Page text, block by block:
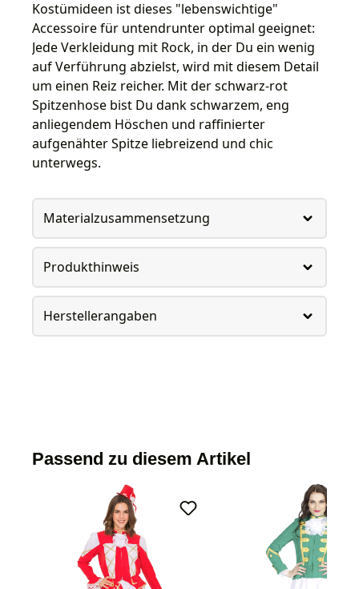
Kostümideen ist dieses "lebenswichtige"
Accessoire für untendrunter optimal geeignet:
Jede Verkleidung mit Rock, in der Du ein wenig
auf Verführung abzielst, wird mit diesem Detail
um einen Reiz reicher. Mit der schwarz-rot
Spitzenhose bist Du dank schwarzem, eng
anliegendem Höschen und raffinierter
aufgenähter Spitze liebreizend und chic
unterwegs.
Materialzusammensetzung
Produkthinweis
Herstellerangaben
Passend zu diesem Artikel